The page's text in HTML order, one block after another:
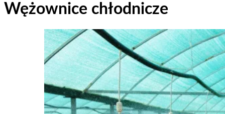
Wężownice chłodnicze